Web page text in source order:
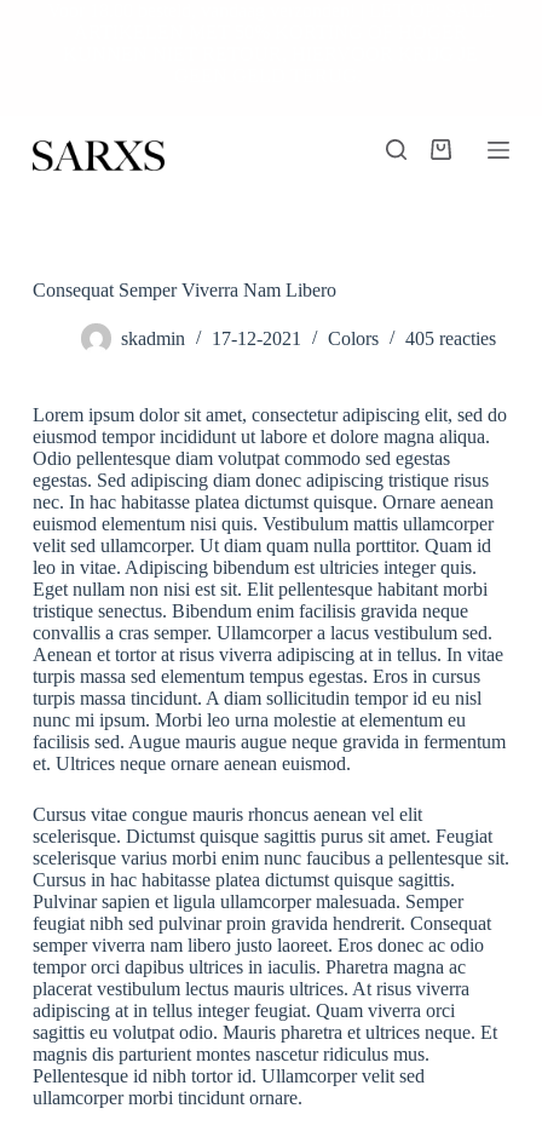
d
u
Winkelwagen
Consequat Semper Viverra Nam Libero
skadmin 17-12-2021 Colors 405 reacties
Lorem ipsum dolor sit amet, consectetur adipiscing elit, sed do
eiusmod tempor incididunt ut labore et dolore magna aliqua.
Odio pellentesque diam volutpat commodo sed egestas
egestas. Sed adipiscing diam donec adipiscing tristique risus
nec. In hac habitasse platea dictumst quisque. Ornare aenean
euismod elementum nisi quis. Vestibulum mattis ullamcorper
velit sed ullamcorper. Ut diam quam nulla porttitor. Quam id
leo in vitae. Adipiscing bibendum est ultricies integer quis.
Eget nullam non nisi est sit. Elit pellentesque habitant morbi
tristique senectus. Bibendum enim facilisis gravida neque
convallis a cras semper. Ullamcorper a lacus vestibulum sed.
Aenean et tortor at risus viverra adipiscing at in tellus. In vitae
turpis massa sed elementum tempus egestas. Eros in cursus
turpis massa tincidunt. A diam sollicitudin tempor id eu nisl
nunc mi ipsum. Morbi leo urna molestie at elementum eu
facilisis sed. Augue mauris augue neque gravida in fermentum
et. Ultrices neque ornare aenean euismod.
Cursus vitae congue mauris rhoncus aenean vel elit
scelerisque. Dictumst quisque sagittis purus sit amet. Feugiat
scelerisque varius morbi enim nunc faucibus a pellentesque sit.
Cursus in hac habitasse platea dictumst quisque sagittis.
Pulvinar sapien et ligula ullamcorper malesuada. Semper
feugiat nibh sed pulvinar proin gravida hendrerit. Consequat
semper viverra nam libero justo laoreet. Eros donec ac odio
tempor orci dapibus ultrices in iaculis. Pharetra magna ac
placerat vestibulum lectus mauris ultrices. At risus viverra
adipiscing at in tellus integer feugiat. Quam viverra orci
sagittis eu volutpat odio. Mauris pharetra et ultrices neque. Et
magnis dis parturient montes nascetur ridiculus mus.
Pellentesque id nibh tortor id. Ullamcorper velit sed
ullamcorper morbi tincidunt ornare.